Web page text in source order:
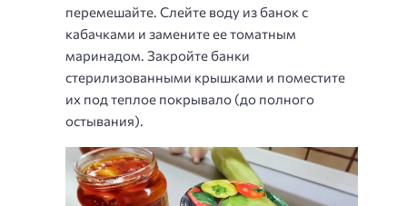
перемешайте. Слейте воду из банок с
кабачками и замените ее томатным
маринадом. Закройте банки
стерилизованными крышками и поместите
их под теплое покрывало (до полного
остывания).